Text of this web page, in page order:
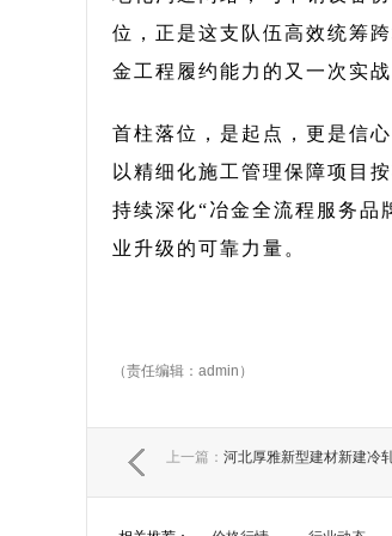
位，正是这支队伍高效统筹
金工程履约能力的又一次实战
首柱落位，是起点，更是信
以精细化施工管理保障项目
持续深化“冶金全流程服务品
业升级的可靠力量。
（责任编辑：admin）
上一篇： 河北厚雅新型建材新建冷